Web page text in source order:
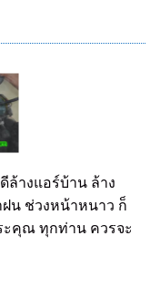
ล้างแอร์บ้าน ล้าง
ฝน ช่วงหน้าหนาว ก็
ะคุณ ทุกท่าน ควรจะ